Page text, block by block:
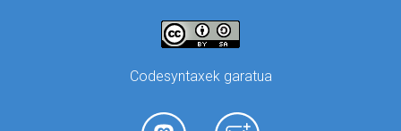
Codesyntaxek garatua